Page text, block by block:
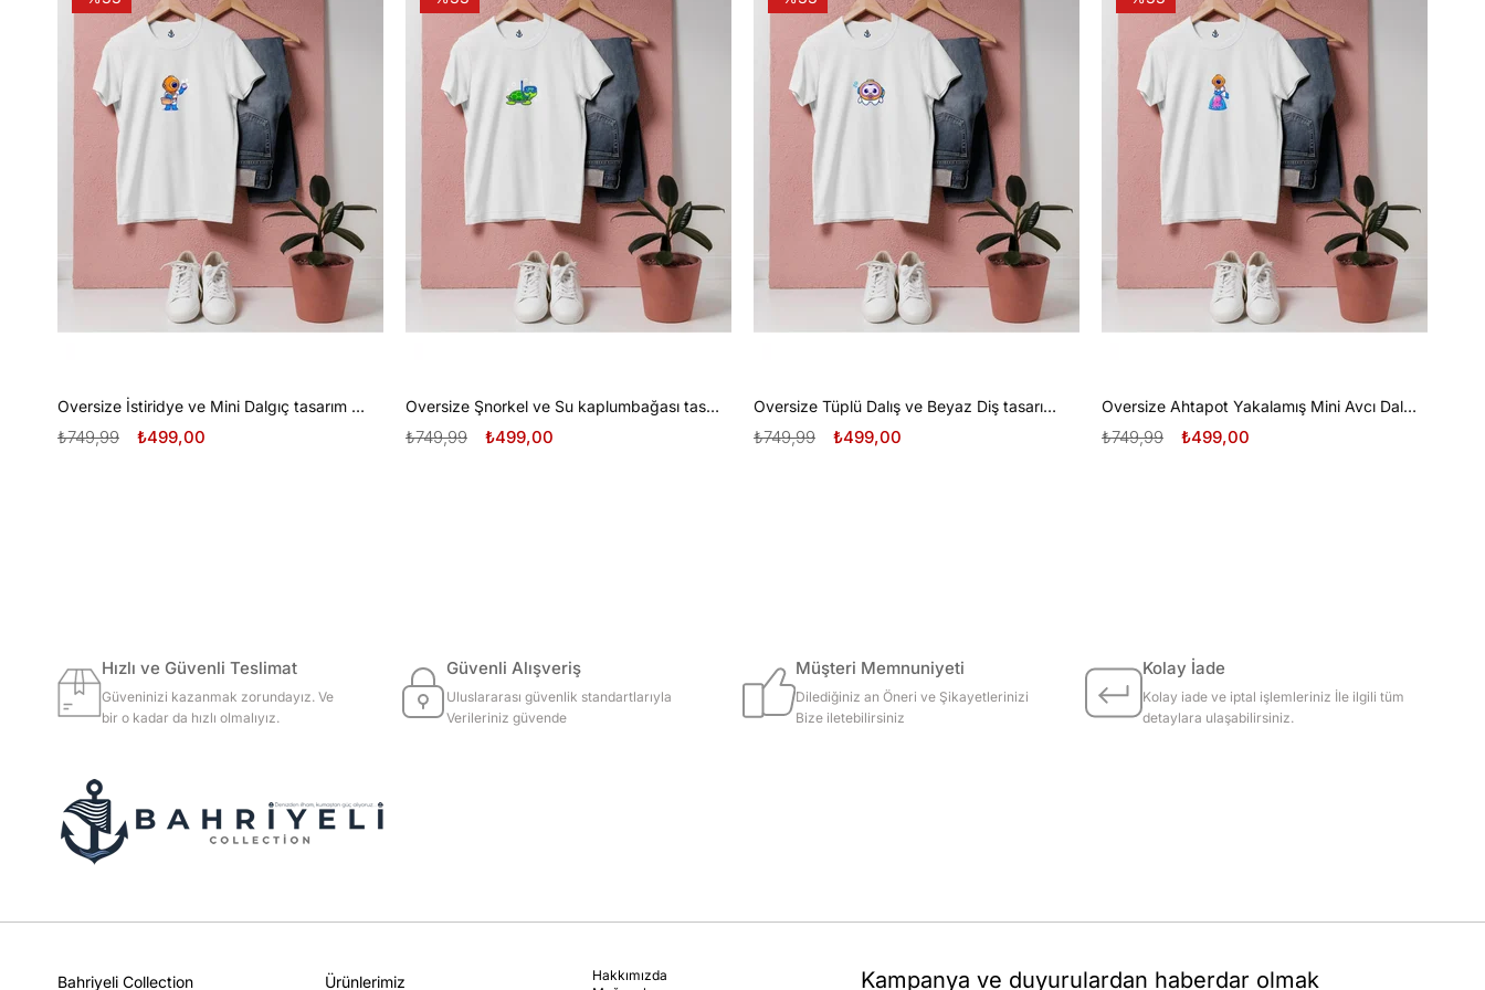
Oversize İstiridye ve Mini Dalgıç tasarım unisex T-shirt
₺499,00
₺749,99
Oversize Şnorkel ve Su kaplumbağası tasarım unisex T-shirt
₺499,00
₺749,99
Oversize Tüplü Dalış ve Beyaz Diş tasarım unisex T-shirt
₺499,00
₺749,99
Oversize Ahtapot Yakalamış Mini Avcı Dalgıç Tasarım unisex T-shirt
₺499,00
₺749,99
Hızlı ve Güvenli Teslimat
Güveninizi kazanmak zorundayız. Ve
bir o kadar da hızlı olmalıyız.
Güvenli Alışveriş
Uluslararası güvenlik standartlarıyla
Verileriniz güvende
Müşteri Memnuniyeti
Dilediğiniz an Öneri ve Şikayetlerinizi
Bize iletebilirsiniz
Kolay İade
Kolay iade ve iptal işlemleriniz İle ilgili tüm
detaylara ulaşabilirsiniz.
Bahriyeli Collection Ürünlerimiz
Hakkımızda
Kampanya ve duyurulardan haberdar olmak